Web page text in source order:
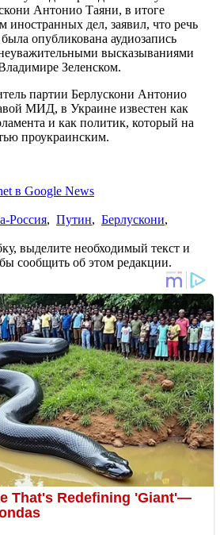
Антонио Таяни, в итоге
иностранных дел, заявил, что речь
опубликована аудиозапись
высказываниями
Зеленском.
партии Берлускони Антонио
МИД, в Украине известен как
и как политик, который на
проукраинским.
в Google News
Россия, Путин, Берлускони,
выделите необходимый текст и
сообщить об этом редакции.